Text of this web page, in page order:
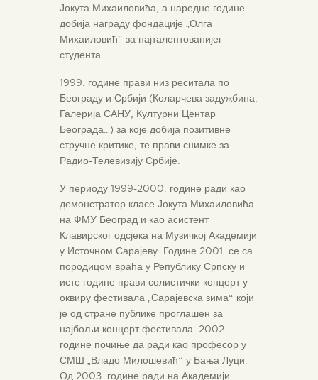
Јокута Михаиловића, а наредне године
добија награду фондације „Олга
Михаиловић“ за најталентованијег
студента.
1999. године прави низ реситала по
Београду и Србији (Коларчева задужбина,
Галерија САНУ, Културни Центар
Београда…) за које добија позитивне
стручне критике, те прави снимке за
Радио-Телевизију Србије.
У периоду 1999-2000. године ради као
демонстратор класе Јокута Михаиловића
на ФМУ Београд и као асистент
Клавирског одсјека на Музичкој Академији
у Источном Сарајеву. Године 2001. се са
породицом враћа у Републику Српску и
исте године прави солистички концерт у
оквиру фестивала „Сарајевска зима“ који
је од стране публике проглашен за
најбољи концерт фестивала. 2002.
године почиње да ради као професор у
СМШ „Владо Милошевић“ у Бања Луци.
Од 2003. године ради на Академији